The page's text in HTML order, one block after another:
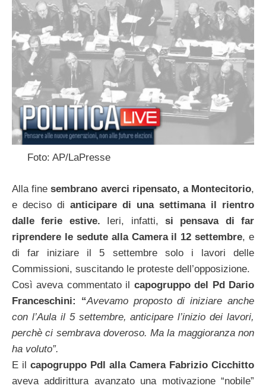
Foto: AP/LaPresse
Alla finesembrano averci ripensato, a Montecitorio,
e deciso di anticipare di una settimana il rientro
dalle ferie estive. Ieri, infatti, si pensava di far
riprendere le sedute alla Camera il 12 settembre, e
di far iniziare il 5 settembre solo i lavori delle
Commissioni, suscitando le proteste dell’opposizione.
Così aveva commentato il capogruppo del Pd Dario
Franceschini:
“Avevamo proposto di iniziare anche
con l’Aula il 5 settembre, anticipare l’inizio dei lavori,
perchè ci sembrava doveroso. Ma la maggioranza non
ha voluto”.
E il capogruppo Pdl alla Camera Fabrizio Cicchitto
aveva addirittura avanzato una motivazione “nobile”